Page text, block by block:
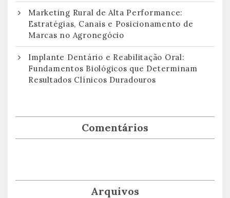
Marketing Rural de Alta Performance:
Estratégias, Canais e Posicionamento de
Marcas no Agronegócio
Implante Dentário e Reabilitação Oral:
Fundamentos Biológicos que Determinam
Resultados Clínicos Duradouros
Comentários
Arquivos